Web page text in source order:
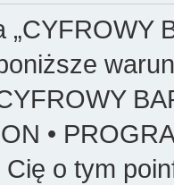
•
o tym